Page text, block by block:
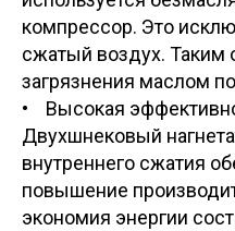
компрессор. Это
сжатый воздух. Таким
загрязнения маслом
• Высокая
Двухшнековый
внутреннего сжатия
повышение
экономия энергии